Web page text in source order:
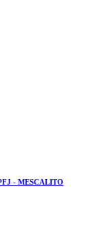
- MESCALITO